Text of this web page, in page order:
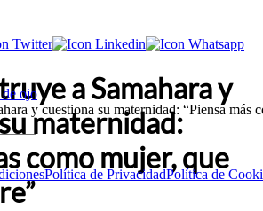
y cuestiona su maternidad: “Piensa más
Política de PrivacidadPolítica de
a Samahara y
maternidad:
como mujer, que